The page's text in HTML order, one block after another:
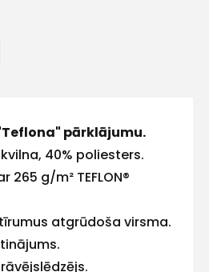
pārklājumu.
40% poliesters.
g/m² TEFLON®
atgrūdoša virsma.
E-pasts